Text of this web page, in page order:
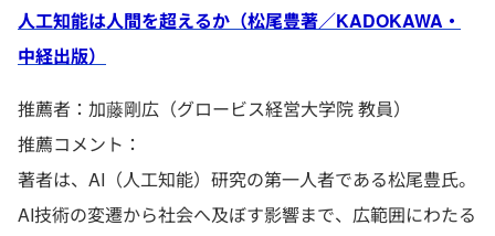
人工知能は人間を超えるか（松尾豊著／KADOKAWA・
中経出版）
推薦者：加藤剛広（グロービス経営大学院 教員）
推薦コメント：
著者は、AI（人工知能）研究の第一人者である松尾豊氏。
AI技術の変遷から社会へ及ぼす影響まで、広範囲にわたる